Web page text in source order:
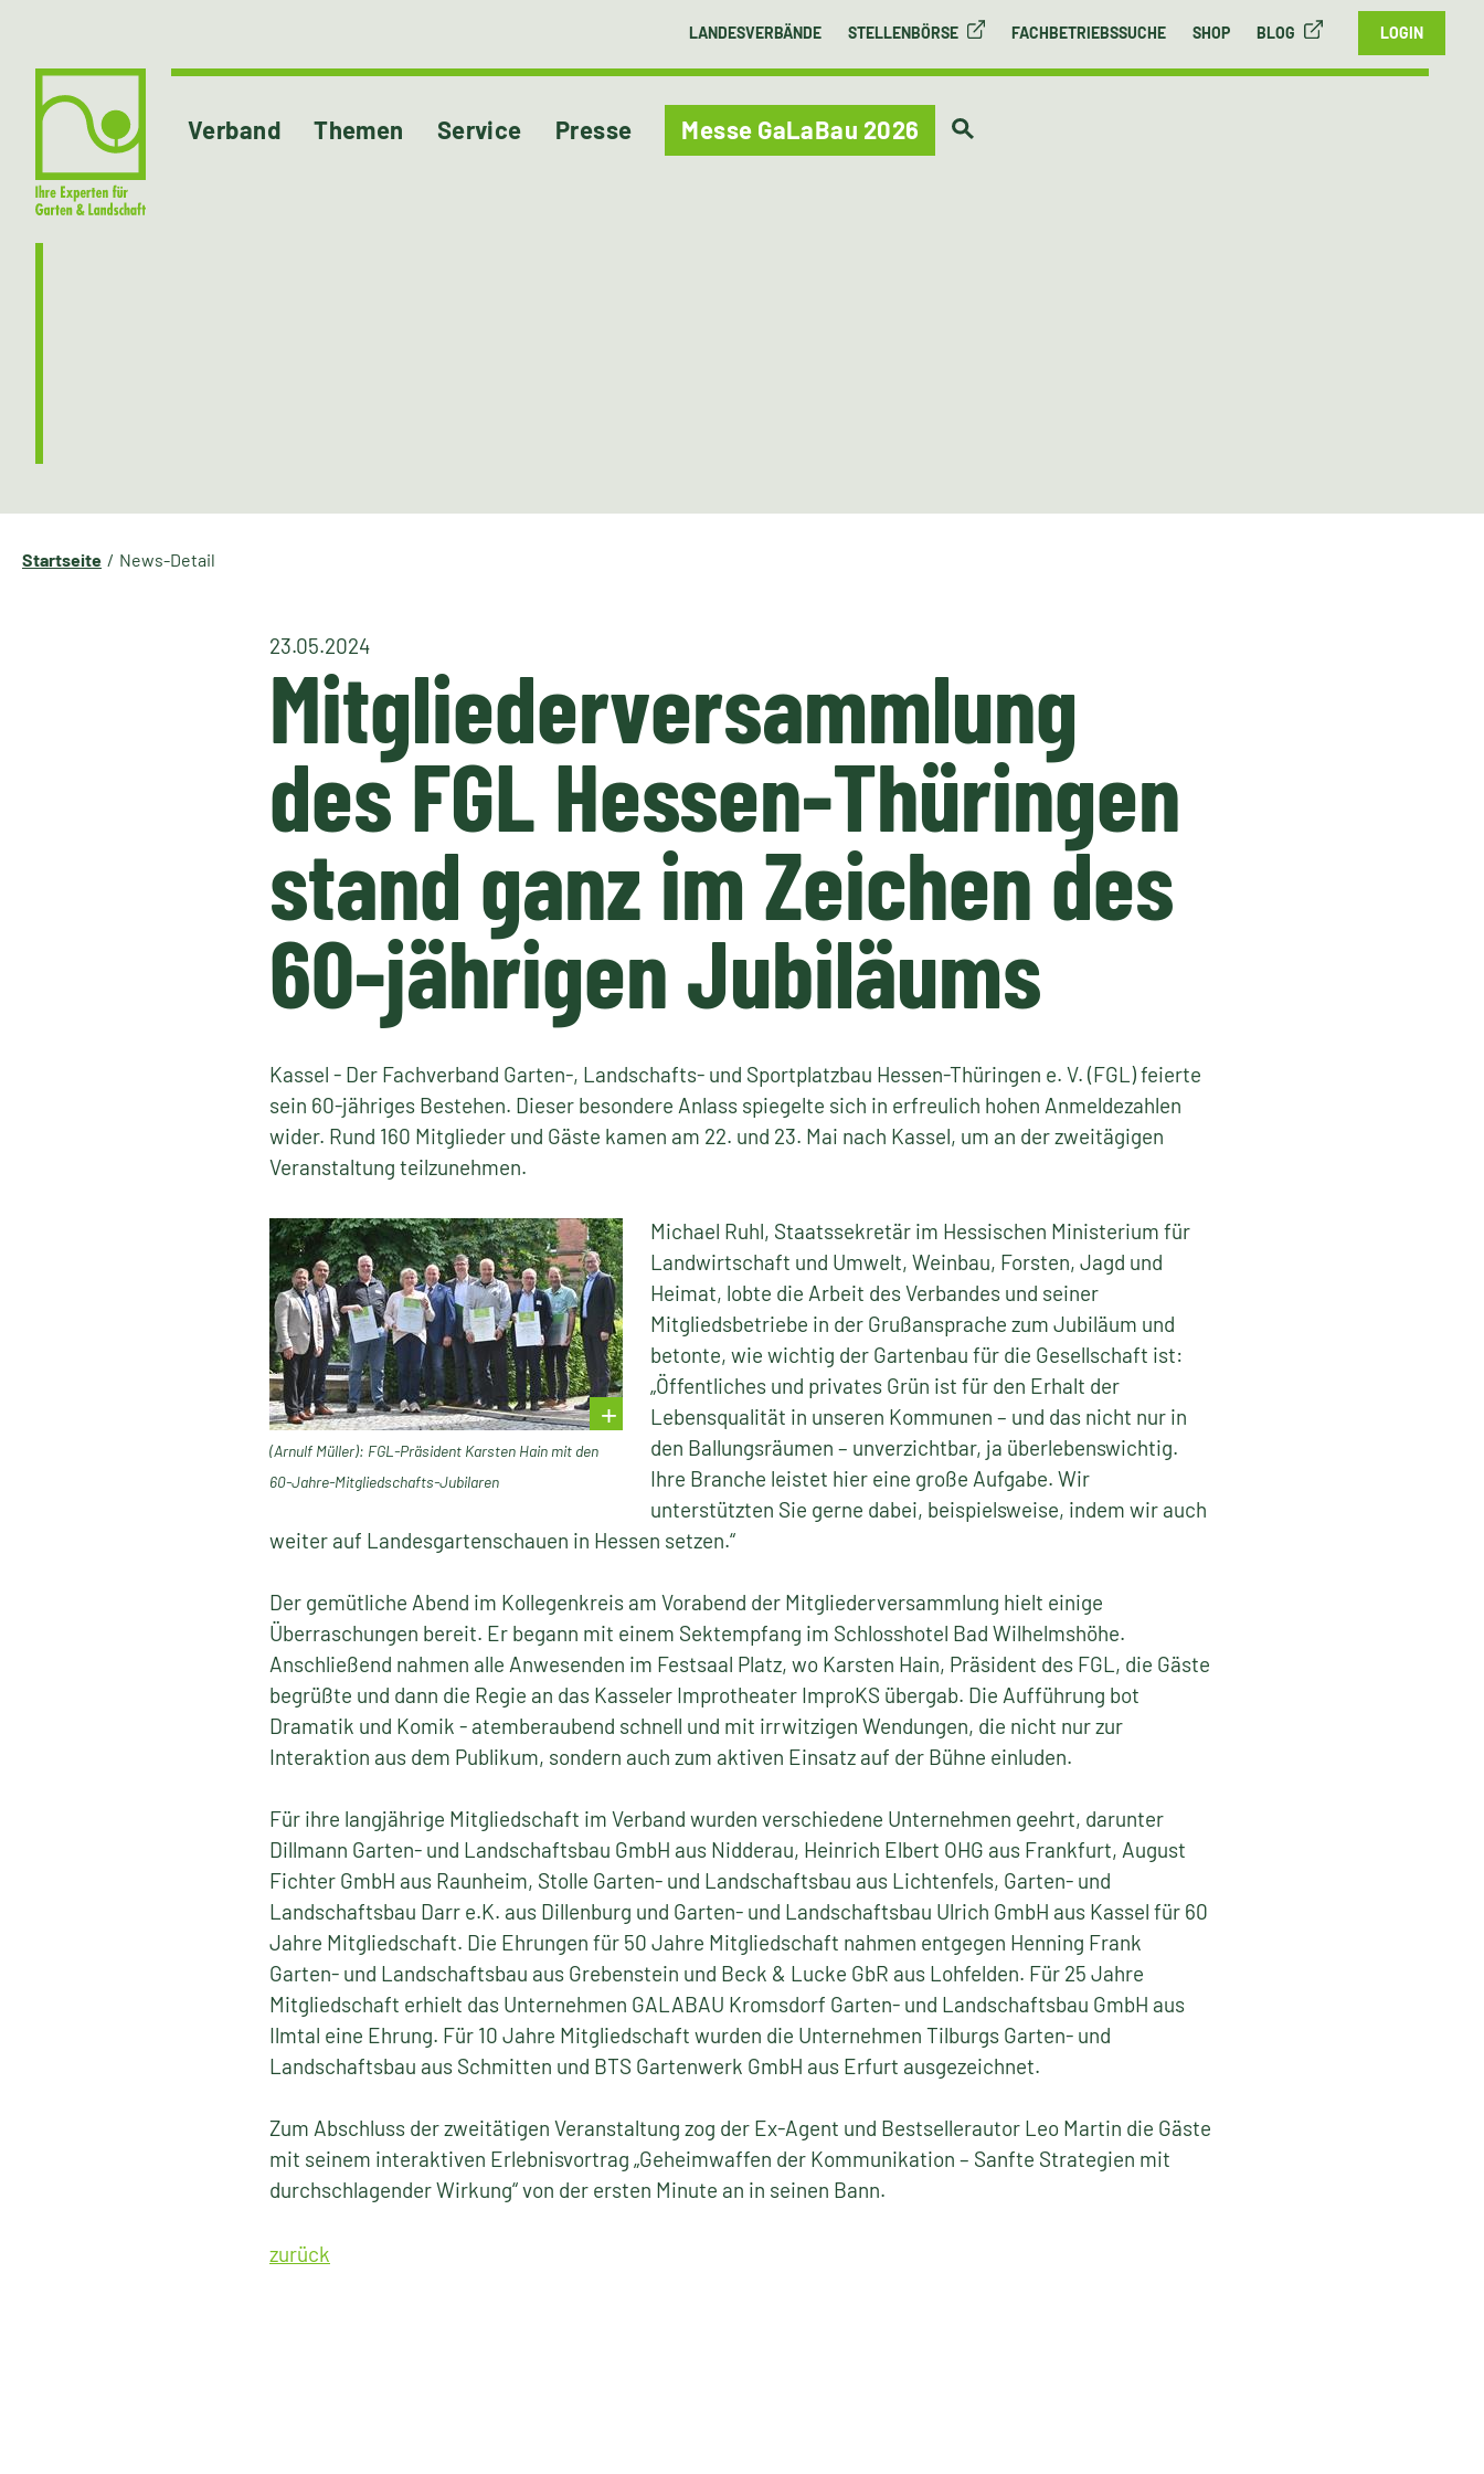
LANDESVERBÄNDE STELLENBÖRSE FACHBETRIEBSSUCHE SHOP BLOG LOGIN
Verband Themen Service Presse Messe GaLaBau 2026
Startseite News-Detail
23.05.2024
Mitgliederversammlung
des FGL Hessen-Thüringen
stand ganz im Zeichen des
60-jährigen Jubiläums
Kassel - Der Fachverband Garten-, Landschafts- und Sportplatzbau Hessen-Thüringen e. V. (FGL) feierte
sein 60-jähriges Bestehen. Dieser besondere Anlass spiegelte sich in erfreulich hohen Anmeldezahlen
wider. Rund 160 Mitglieder und Gäste kamen am 22. und 23. Mai nach Kassel, um an der zweitägigen
Veranstaltung teilzunehmen.
(Arnulf Müller): FGL-Präsident Karsten Hain mit den
60-Jahre-Mitgliedschafts-Jubilaren
Michael Ruhl, Staatssekretär im Hessischen Ministerium für
Landwirtschaft und Umwelt, Weinbau, Forsten, Jagd und
Heimat, lobte die Arbeit des Verbandes und seiner
Mitgliedsbetriebe in der Grußansprache zum Jubiläum und
betonte, wie wichtig der Gartenbau für die Gesellschaft ist:
„Öffentliches und privates Grün ist für den Erhalt der
Lebensqualität in unseren Kommunen – und das nicht nur in
den Ballungsräumen – unverzichtbar, ja überlebenswichtig.
Ihre Branche leistet hier eine große Aufgabe. Wir
unterstützten Sie gerne dabei, beispielsweise, indem wir auch
weiter auf Landesgartenschauen in Hessen setzen.“
Der gemütliche Abend im Kollegenkreis am Vorabend der Mitgliederversammlung hielt einige
Überraschungen bereit. Er begann mit einem Sektempfang im Schlosshotel Bad Wilhelmshöhe.
Anschließend nahmen alle Anwesenden im Festsaal Platz, wo Karsten Hain, Präsident des FGL, die Gäste
begrüßte und dann die Regie an das Kasseler Improtheater ImproKS übergab. Die Aufführung bot
Dramatik und Komik - atemberaubend schnell und mit irrwitzigen Wendungen, die nicht nur zur
Interaktion aus dem Publikum, sondern auch zum aktiven Einsatz auf der Bühne einluden.
Für ihre langjährige Mitgliedschaft im Verband wurden verschiedene Unternehmen geehrt, darunter
Dillmann Garten- und Landschaftsbau GmbH aus Nidderau, Heinrich Elbert OHG aus Frankfurt, August
Fichter GmbH aus Raunheim, Stolle Garten- und Landschaftsbau aus Lichtenfels, Garten- und
Landschaftsbau Darr e.K. aus Dillenburg und Garten- und Landschaftsbau Ulrich GmbH aus Kassel für 60
Jahre Mitgliedschaft. Die Ehrungen für 50 Jahre Mitgliedschaft nahmen entgegen Henning Frank
Garten- und Landschaftsbau aus Grebenstein und Beck & Lucke GbR aus Lohfelden. Für 25 Jahre
Mitgliedschaft erhielt das Unternehmen GALABAU Kromsdorf Garten- und Landschaftsbau GmbH aus
Ilmtal eine Ehrung. Für 10 Jahre Mitgliedschaft wurden die Unternehmen Tilburgs Garten- und
Landschaftsbau aus Schmitten und BTS Gartenwerk GmbH aus Erfurt ausgezeichnet.
Zum Abschluss der zweitätigen Veranstaltung zog der Ex-Agent und Bestsellerautor Leo Martin die Gäste
mit seinem interaktiven Erlebnisvortrag „Geheimwaffen der Kommunikation – Sanfte Strategien mit
durchschlagender Wirkung“ von der ersten Minute an in seinen Bann.
zurück